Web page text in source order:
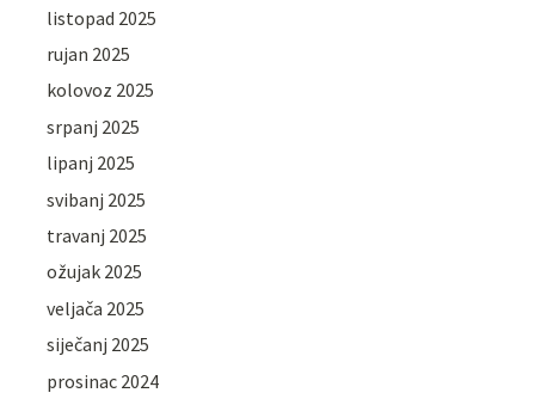
listopad 2025
rujan 2025
kolovoz 2025
srpanj 2025
lipanj 2025
svibanj 2025
travanj 2025
ožujak 2025
veljača 2025
siječanj 2025
prosinac 2024